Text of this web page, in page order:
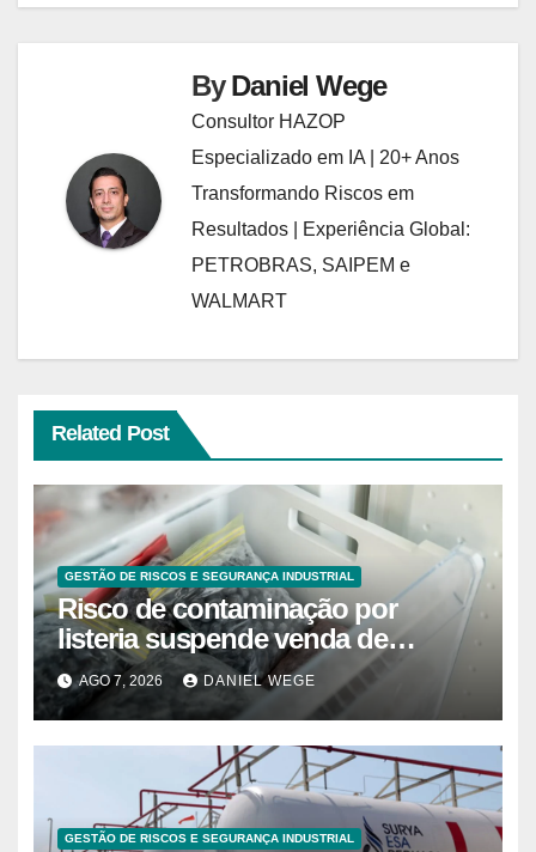
ByDaniel Wege
Consultor HAZOP
Especializado em IA | 20+ Anos
Transformando Riscos em
Resultados | Experiência Global:
PETROBRAS, SAIPEM e
WALMART
Related Post
GESTÃO DE RISCOS E SEGURANÇA INDUSTRIAL
Risco de contaminação por
listeria suspende venda de
mirtilos em fábricas da América
do Norte – Mix Vale
AGO 7, 2026 DANIEL WEGE
GESTÃO DE RISCOS E SEGURANÇA INDUSTRIAL